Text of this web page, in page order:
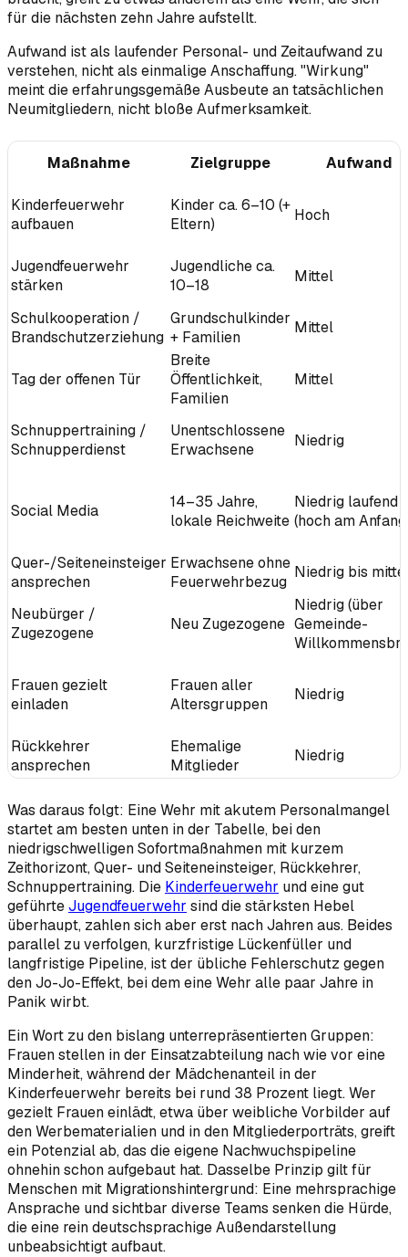
für die nächsten zehn Jahre aufstellt.
Aufwand ist als laufender Personal- und Zeitaufwand zu
verstehen, nicht als einmalige Anschaffung. "Wirkung"
meint die erfahrungsgemäße Ausbeute an tatsächlichen
Neumitgliedern, nicht bloße Aufmerksamkeit.
Maßnahme Zielgruppe Aufwand
Kinderfeuerwehr
aufbauen
Kinder ca. 6–10 (+
Eltern)
Hoch
Jugendfeuerwehr
stärken
Jugendliche ca.
10–18
Mittel
Schulkooperation /
Brandschutzerziehung
Grundschulkinder
+ Familien
Mittel
Tag der offenen Tür
Breite
Öffentlichkeit,
Familien
Mittel
Schnuppertraining /
Schnupperdienst
Unentschlossene
Erwachsene
Niedrig
Social Media
14–35 Jahre,
lokale Reichweite
Niedrig laufend
(hoch am
Quer-/Seiteneinsteiger
ansprechen
Erwachsene ohne
Feuerwehrbezug
Niedrig bis
Neubürger /
Zugezogene
Neu Zugezogene
Niedrig (über
Gemeinde-
Frauen gezielt
einladen
Frauen aller
Altersgruppen
Niedrig
Rückkehrer
ansprechen
Ehemalige
Mitglieder
Niedrig
Was daraus folgt: Eine Wehr mit akutem Personalmangel
startet am besten unten in der Tabelle, bei den
niedrigschwelligen Sofortmaßnahmen mit kurzem
Zeithorizont, Quer- und Seiteneinsteiger, Rückkehrer,
Schnuppertraining. Die Kinderfeuerwehr und eine gut
geführteJugendfeuerwehr sind die stärksten Hebel
überhaupt, zahlen sich aber erst nach Jahren aus. Beides
parallel zu verfolgen, kurzfristige Lückenfüller und
langfristige Pipeline, ist der übliche Fehlerschutz gegen
den Jo-Jo-Effekt, bei dem eine Wehr alle paar Jahre in
Panik wirbt.
Ein Wort zu den bislang unterrepräsentierten Gruppen:
Frauen stellen in der Einsatzabteilung nach wie vor eine
Minderheit, während der Mädchenanteil in der
Kinderfeuerwehr bereits bei rund 38 Prozent liegt. Wer
gezielt Frauen einlädt, etwa über weibliche Vorbilder auf
den Werbematerialien und in den Mitgliederporträts, greift
ein Potenzial ab, das die eigene Nachwuchspipeline
ohnehin schon aufgebaut hat. Dasselbe Prinzip gilt für
Menschen mit Migrationshintergrund: Eine mehrsprachige
Ansprache und sichtbar diverse Teams senken die Hürde,
die eine rein deutschsprachige Außendarstellung
unbeabsichtigt aufbaut.